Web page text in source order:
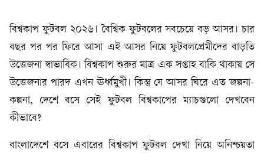
বিশ্বকাপ ফুটবল ২০২৬। বৈশ্বিক ফুটবলের সবচেয়ে বড় আসর। চার
বছর পর পর ফিরে আসা এই আসর নিয়ে ফুটবলপ্রেমীদের বাড়তি
উত্তেজনা স্বাভাবিক। বিশ্বকাপ শুরুর মাত্র এক সপ্তাহ বাকি থাকায় সে
উত্তেজনার পারদ এখন ঊর্ধ্বমুখী। কিন্তু যে আসর ঘিরে এত জল্পনা-
কল্পনা, দেশে বসে সেই ফুটবল বিশ্বকাপের ম্যাচগুলো দেখবেন
কীভাবে?
বাংলাদেশে বসে এবারের বিশ্বকাপ ফুটবল দেখা নিয়ে অনিশ্চয়তা